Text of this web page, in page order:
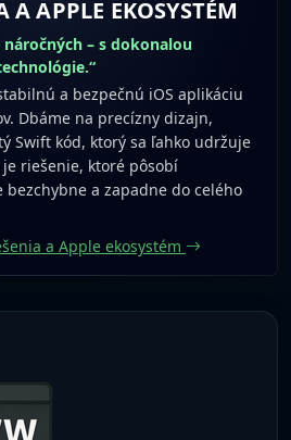
A APPLE EKOSYSTÉM
– s dokonalou
a bezpečnú iOS aplikáciu
Dbáme na precízny dizajn,
Swift kód, ktorý sa ľahko udržuje
riešenie, ktoré pôsobí
a zapadne do celého
a Apple ekosystém